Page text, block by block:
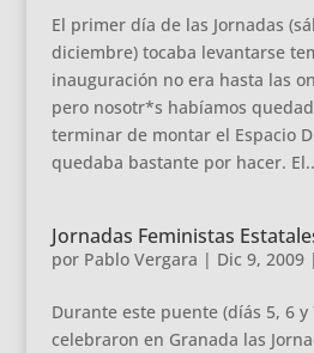
El primer día de las Jornadas
diciembre) tocaba levantarse
inauguración no era hasta las
pero nosotr*s habíamos
terminar de montar el Espacio
quedaba bastante por hacer.
Jornadas Feministas
por Pablo Vergara | Dic 9, 2009|
Durante este puente (díás 5, 6
celebraron en Granada las